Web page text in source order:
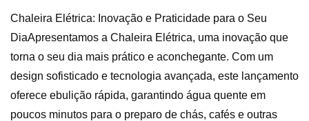
Chaleira Elétrica: Inovação e Praticidade para o Seu
DiaApresentamos a Chaleira Elétrica, uma inovação que
torna o seu dia mais prático e aconchegante. Com um
design sofisticado e tecnologia avançada, este lançamento
oferece ebulição rápida, garantindo água quente em
poucos minutos para o preparo de chás, cafés e outras